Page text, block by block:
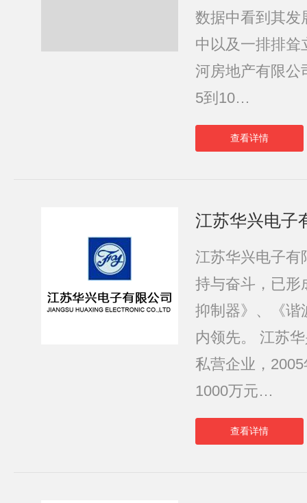
数据中看到其发
中以及一排排耸
河房地产有限公
5到10…
查看详情
江苏华兴电子
江苏华兴电子有
持与奋斗，已形
抑制器》、《谐
内领先。 江苏
私营企业，
1000万元…
查看详情